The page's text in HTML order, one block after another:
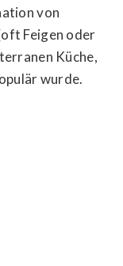
von
Feigen oder
Küche,
wurde.